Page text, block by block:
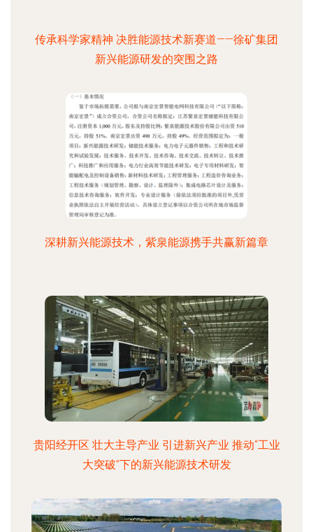
传承科学家精神 决胜能源技术新赛道——徐矿集团
新兴能源研发的突围之路
深耕新兴能源技术，紫泉能源携手共赢新篇章
贵阳经开区 壮大主导产业 引进新兴产业 推动“工业
大突破”下的新兴能源技术研发